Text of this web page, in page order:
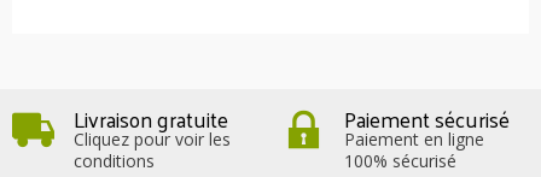
Livraison gratuite
Cliquez pour voir les
conditions
Paiement sécurisé
Paiement en ligne
100% sécurisé